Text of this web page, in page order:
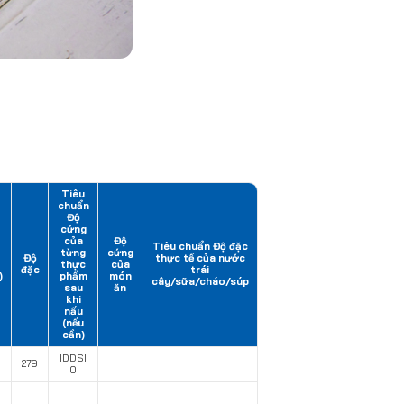
Độ
đặc
Tiêu
chuẩn
Độ
cứng
của
từng
thực
phẩm
sau
khi
nấu
(nếu
cần)
Độ
cứng
của
món
ăn
Tiêu chuẩn Độ đặc
thực tế của nước
trái
cây/sữa/cháo/súp
279
IDDSI
0